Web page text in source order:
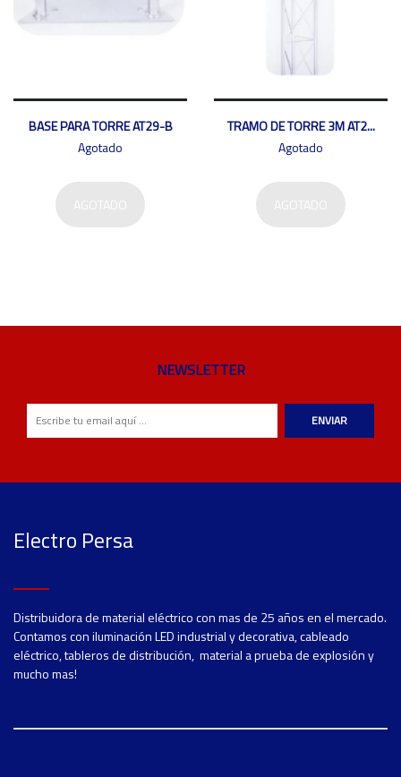
BASE PARA TORRE AT29-B
Agotado
TRAMO DE TORRE 3M AT2...
Agotado
NEWSLETTER
ENVIAR
Electro Persa
Distribuidora de material eléctrico con mas de 25 años en el mercado.
Contamos con iluminación LED industrial y decorativa, cableado
eléctrico, tableros de distribución, material a prueba de explosión y
mucho mas!